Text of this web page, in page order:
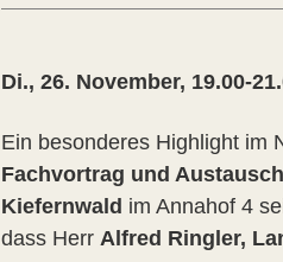
Di., 26. November, 19.00-
Ein besonderes Highlight im
Fachvortrag und
Kiefernwald im Annahof 4
dass Herr Alfred Ringler,